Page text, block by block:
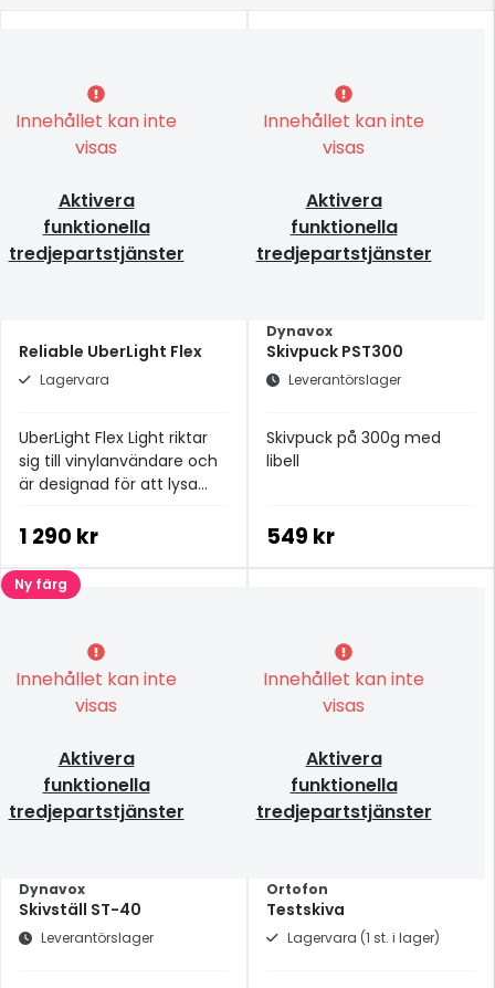
Innehållet kan inte
visas
Aktivera
funktionella
tredjepartstjänster
Reliable UberLight Flex
Lagervara
UberLight Flex Light riktar
sig till vinylanvändare och
är designad för att lysa
skivspelare
1 290 kr
Innehållet kan inte
visas
Aktivera
funktionella
tredjepartstjänster
Dynavox
Skivpuck PST300
Leverantörslager
Skivpuck på 300g med
libell
549 kr
Innehållet kan inte
visas
Aktivera
funktionella
tredjepartstjänster
Dynavox
Skivställ ST-40
Leverantörslager
Ny färg
Innehållet kan inte
visas
Aktivera
funktionella
tredjepartstjänster
Ortofon
Testskiva
Lagervara (1 st. i lager)